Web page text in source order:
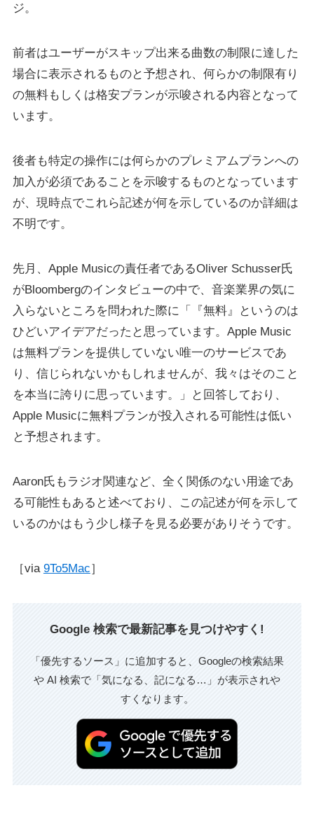
ジ。
前者はユーザーがスキップ出来る曲数の制限に達した
場合に表示されるものと予想され、何らかの制限有り
の無料もしくは格安プランが示唆される内容となって
います。
後者も特定の操作には何らかのプレミアムプランへの
加入が必須であることを示唆するものとなっています
が、現時点でこれら記述が何を示しているのか詳細は
不明です。
先月、Apple Musicの責任者であるOliver Schusser氏
がBloombergのインタビューの中で、音楽業界の気に
入らないところを問われた際に「『無料』というのは
ひどいアイデアだったと思っています。Apple Music
は無料プランを提供していない唯一のサービスであ
り、信じられないかもしれませんが、我々はそのこと
を本当に誇りに思っています。」と回答しており、
Apple Musicに無料プランが投入される可能性は低い
と予想されます。
Aaron氏もラジオ関連など、全く関係のない用途であ
る可能性もあると述べており、この記述が何を示して
いるのかはもう少し様子を見る必要がありそうです。
［via 9To5Mac］
Google 検索で最新記事を見つけやすく!
「優先するソース」に追加すると、Googleの検索結果
や AI 検索で「気になる、記になる…」が表示されや
すくなります。